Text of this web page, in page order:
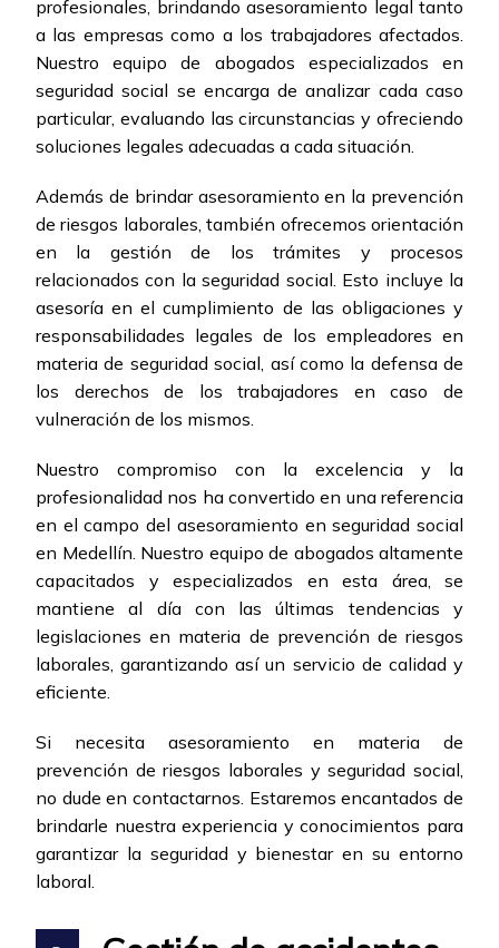
profesionales, brindando asesoramiento legal tanto
a las empresas como a los trabajadores afectados.
Nuestro equipo de abogados especializados en
seguridad social se encarga de analizar cada caso
particular, evaluando las circunstancias y ofreciendo
soluciones legales adecuadas a cada situación.
Además de brindar asesoramiento en la prevención
de riesgos laborales, también ofrecemos orientación
en la gestión de los trámites y procesos
relacionados con la seguridad social. Esto incluye la
asesoría en el cumplimiento de las obligaciones y
responsabilidades legales de los empleadores en
materia de seguridad social, así como la defensa de
los derechos de los trabajadores en caso de
vulneración de los mismos.
Nuestro compromiso con la excelencia y la
profesionalidad nos ha convertido en una referencia
en el campo del asesoramiento en seguridad social
en Medellín. Nuestro equipo de abogados altamente
capacitados y especializados en esta área, se
mantiene al día con las últimas tendencias y
legislaciones en materia de prevención de riesgos
laborales, garantizando así un servicio de calidad y
eficiente.
Si necesita asesoramiento en materia de
prevención de riesgos laborales y seguridad social,
no dude en contactarnos. Estaremos encantados de
brindarle nuestra experiencia y conocimientos para
garantizar la seguridad y bienestar en su entorno
laboral.